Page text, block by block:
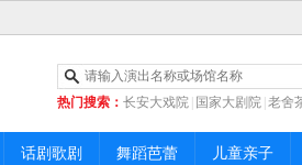
热门搜索： 长安大戏院 国家大剧院 老舍
|中山音乐堂
话剧歌剧 舞蹈芭蕾 儿童亲子